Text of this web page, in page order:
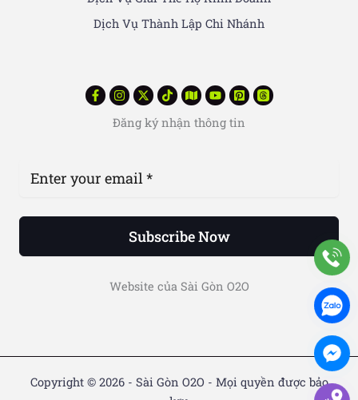
Dịch Vụ Thành Lập Chi Nhánh
Đăng ký nhận thông tin
Subscribe Now
Website của Sài Gòn O2O
Copyright © 2026 - Sài Gòn O2O - Mọi quyền được bảo